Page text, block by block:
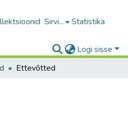
Sirvi... Statistika
Logi sisse
Ettevõtted